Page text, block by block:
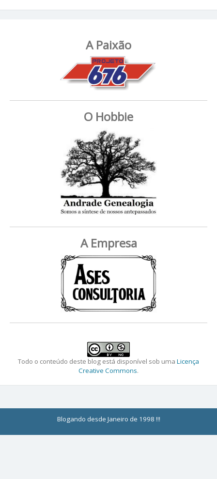
A Paixão
O Hobbie
A Empresa
Todo o conteúdo deste blog está disponível sob uma Licença
Creative Commons.
Blogando desde Janeiro de 1998 !!!